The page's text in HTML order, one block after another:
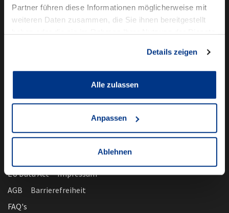
Partner führen diese Informationen möglicherweise mit
weiteren Daten zusammen, die Sie ihnen bereitgestellt
Details zeigen
Alle zulassen
Anpassen
Ablehnen
Volkswagen Professional Class
Autowelt Schmidt
News & Events
Ausbildung
EU Data Act
Impressum
AGB
Barrierefreiheit
FAQ's